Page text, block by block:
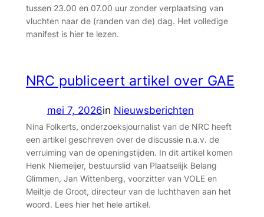
tussen 23.00 en 07.00 uur zonder verplaatsing van
vluchten naar de (randen van de) dag. Het volledige
manifest is hier te lezen.
NRC publiceert artikel over GAE
mei 7, 2026in Nieuwsberichten
Nina Folkerts, onderzoeksjournalist van de NRC heeft
een artikel geschreven over de discussie n.a.v. de
verruiming van de openingstijden. In dit artikel komen
Henk Niemeijer, bestuurslid van Plaatselijk Belang
Glimmen, Jan Wittenberg, voorzitter van VOLE en
Meiltje de Groot, directeur van de luchthaven aan het
woord. Lees hier het hele artikel.